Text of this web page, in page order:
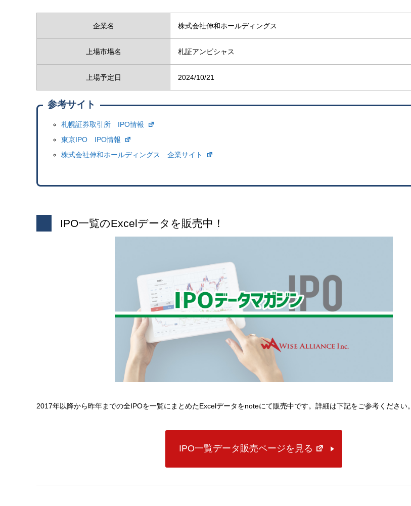
企業名 株式会社伸和ホールディングス
上場市場名 札証アンビシャス
上場予定日 2024/10/21
参考サイト
札幌証券取引所 IPO情報
東京IPO IPO情報
株式会社伸和ホールディングス 企業サイト
IPO一覧のExcelデータを販売中！
2017年以降から昨年までの全IPOを一覧にまとめたExcelデータをnoteにて販売中です。詳細は下記をご参考ください。
IPO一覧データ販売ページを見る